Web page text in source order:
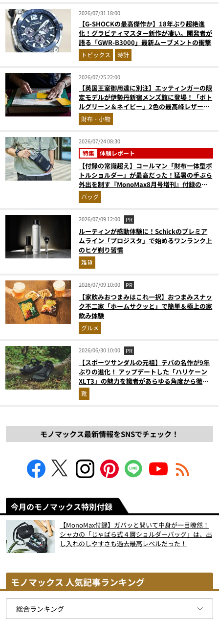
2026/07/31 18:00
【G-SHOCKの最高傑作か】18年ぶり超絶進
化！グラビティマスター新作が凄い。開発者が
語る「GWR-B3000」最新ムーブメントの衝撃
トピックス 時計
2026/07/25 22:00
【英国王室御用達に別注】エッティンガーの限
定モデルが伊勢丹新宿メンズ館に登場！「ボト
ルグリーン＆ネイビー」2色の最高峰レザーグ
ッズに注目
財布・小物
2026/07/24 08:30
特集 体験レポート
【付録の常識超え】コールマン「財布一体型ボ
トルショルダー」が最高だった！猛暑の手ぶら
外出を制す『MonoMax8月号増刊』付録の実
力をスタイリストが徹底レポ
バッグ
2026/07/09 12:00 PR
ルーティンが感動体験に！Schickのプレミア
ムライン「プロジスタ」で始めるワンランク上
のヒゲ剃り習慣
雑貨
2026/07/09 10:00 PR
【家飲みおつまみはこれ一択】おつまみスナッ
ク不二家「ホームサクッと」で簡単＆極上の家
飲み体験
グルメ
2026/06/30 10:00 PR
【スポーツサンダルの元祖】テバの名作が9年
ぶりの進化！ アップデートした「ハリケーン
XLT3」の魅力を識者があらゆる角度から徹底
解説！
靴
モノマックス最新情報をSNSでチェック！
今月のモノマックス特別付録
【MonoMax付録】ガバッと開いて中身が一目瞭然！
シャカの「じゃばら式４層ショルダーバッグ」は、出
し入れのしやすさも過去最高レベルだった！
モノマックス 人気記事ランキング